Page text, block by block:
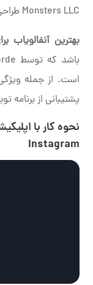
Monsters LLC طراحی شده است.
بهترین آنفالویاب
است. از جمله
پشتیبانی از برنامه
Instagram